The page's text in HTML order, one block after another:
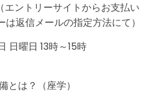
ントリーサイトからお支払い
返信メールの指定方法にて）
日曜日 13時～15時
は？（座学）